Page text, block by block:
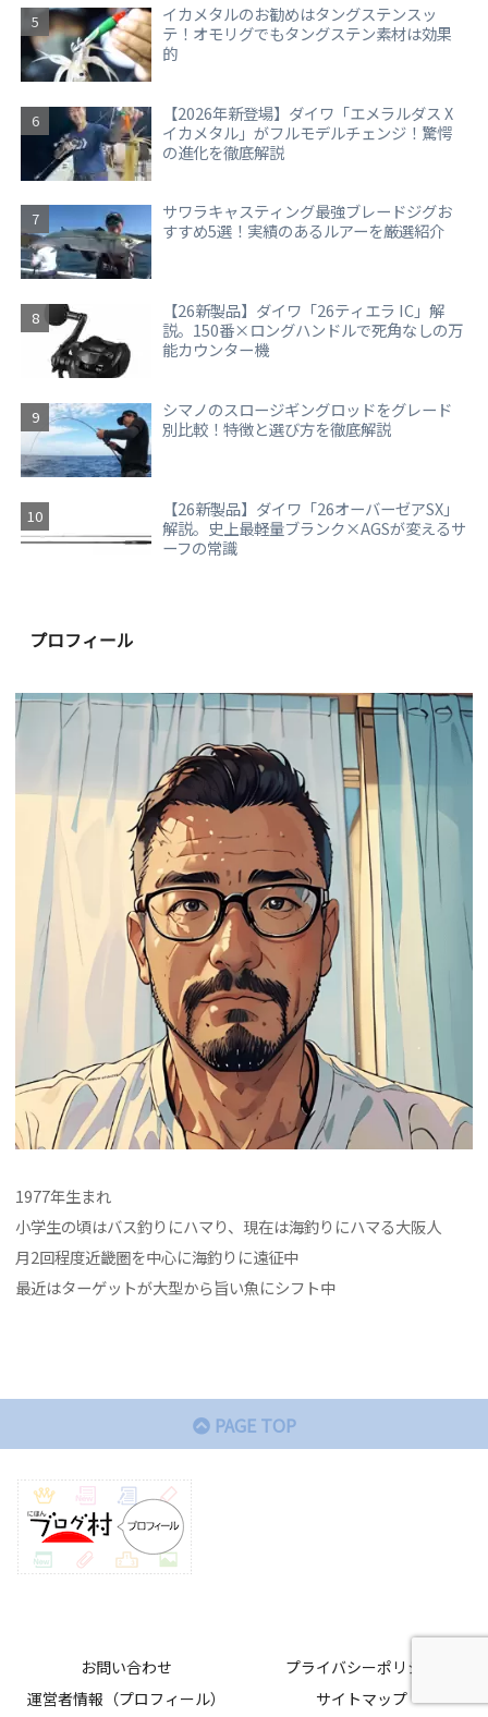
イカメタルのお勧めはタングステンスッ
テ！オモリグでもタングステン素材は効果
的
【2026年新登場】ダイワ「エメラルダス X
イカメタル」がフルモデルチェンジ！驚愕
の進化を徹底解説
サワラキャスティング最強ブレードジグお
すすめ5選！実績のあるルアーを厳選紹介
【26新製品】ダイワ「26ティエラ IC」解
説。150番×ロングハンドルで死角なしの万
能カウンター機
シマノのスロージギングロッドをグレード
別比較！特徴と選び方を徹底解説
【26新製品】ダイワ「26オーバーゼアSX」
解説。史上最軽量ブランク×AGSが変えるサ
ーフの常識
プロフィール
1977年生まれ
小学生の頃はバス釣りにハマり、現在は海釣りにハマる大阪人
月2回程度近畿圏を中心に海釣りに遠征中
最近はターゲットが大型から旨い魚にシフト中
PAGE TOP
お問い合わせ
プライバシーポリシー
運営者情報（プロフィール）
サイトマップ